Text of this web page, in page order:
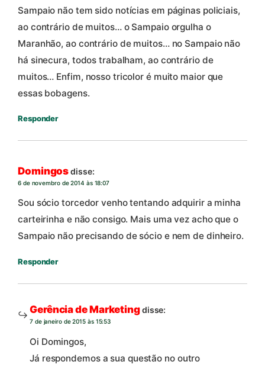
Sampaio não tem sido notícias em páginas policiais,
ao contrário de muitos… o Sampaio orgulha o
Maranhão, ao contrário de muitos… no Sampaio não
há sinecura, todos trabalham, ao contrário de
muitos… Enfim, nosso tricolor é muito maior que
essas bobagens.
Responder
Domingosdisse:
6 de novembro de 2014 às 18:07
Sou sócio torcedor venho tentando adquirir a minha
carteirinha e não consigo. Mais uma vez acho que o
Sampaio não precisando de sócio e nem de dinheiro.
Responder
Gerência de Marketingdisse:
7 de janeiro de 2015 às 15:53
Oi Domingos,
Já respondemos a sua questão no outro